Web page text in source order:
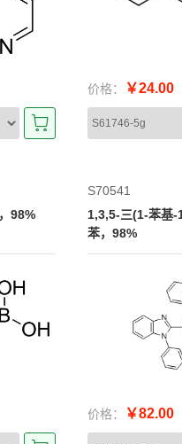
价格： ￥24.00
98%
S70541
1,3,5-三(1-苯基-
苯，98%
价格： ￥82.00